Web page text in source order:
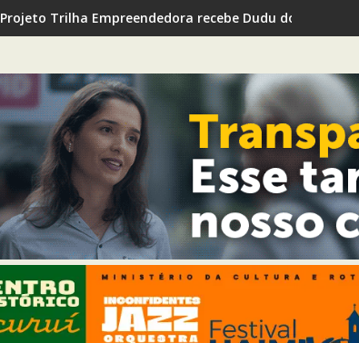
Projeto Trilha Empreendedora recebe Dudu do Cavaco